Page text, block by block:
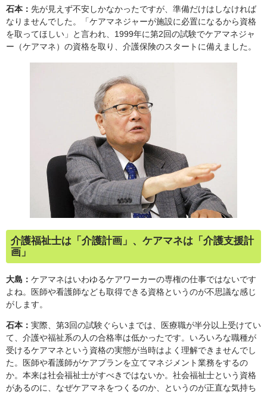
石本： 先が見えず不安しかなかったですが、準備だけはしなければ
なりませんでした。「ケアマネジャーが施設に必置になるから資格
を取ってほしい」と言われ、1999年に第2回の試験でケアマネジャ
ー（ケアマネ）の資格を取り、介護保険のスタートに備えました。
介護福祉士は「介護計画」、ケアマネは「介護支援計
画」
大島： ケアマネはいわゆるケアワーカーの専権の仕事ではないです
よね。医師や看護師なども取得できる資格というのが不思議な感じ
がします。
石本： 実際、第3回の試験ぐらいまでは、医療職が半分以上受けてい
て、介護や福祉系の人の合格率は低かったです。いろいろな職種が
受けるケアマネという資格の実態が当時はよく理解できませんでし
た。医師や看護師がケアプランを立てマネジメント業務をするの
か。本来は社会福祉士がすべきではないか。社会福祉士という資格
があるのに、なぜケアマネをつくるのか、というのが正直な気持ち